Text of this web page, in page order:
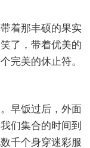
着那丰硕的果实
了，带着优美的
完美的休止符。
早饭过后，外面
们集合的时间到
千个身穿迷彩服